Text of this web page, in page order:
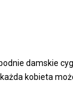
damskie
kobieta